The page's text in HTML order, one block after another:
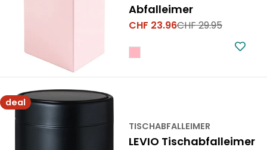
Abfalleimer
Verkaufspreis
CHF 23.96
RegulärerCHF 29.95
deal
TISCHABFALLEIMER
LEVIO Tischabfalleimer